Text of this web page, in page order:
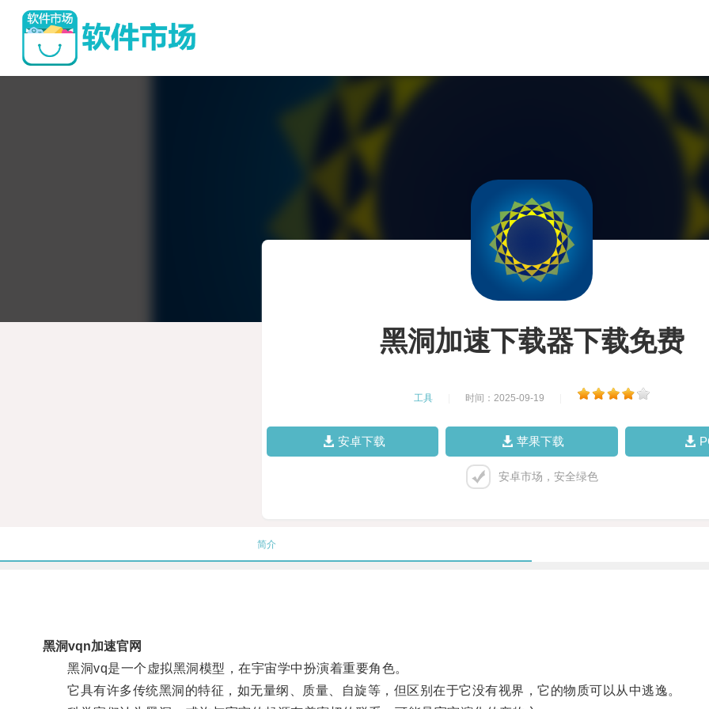
黑洞加速下载器下载免费
工具 时间：2025-09-19
安卓下载 苹果下载
安卓市场，安全绿色
简介
黑洞vqn加速官网
黑洞vq是一个虚拟黑洞模型，在宇宙学中扮演着重要角色。
它具有许多传统黑洞的特征，如无量纲、质量、自旋等，但区别在于它没有视界，它的物质可以从中逃逸。